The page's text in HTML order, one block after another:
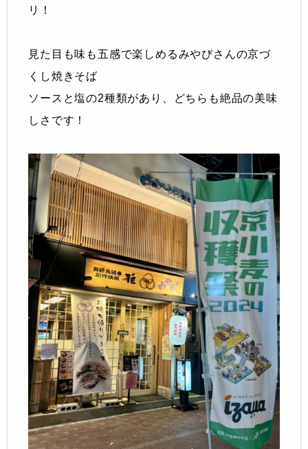
リ！
見た目も味も五感で楽しめるみやびさんの京づ
くし焼きそば
ソースと塩の2種類があり、どちらも絶品の美味
しさです！